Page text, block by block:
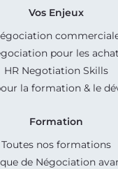
Vos Enjeux
pour les
HR Negotiation Skills
la formation & le
Formation
Toutes nos formations
de Négociation